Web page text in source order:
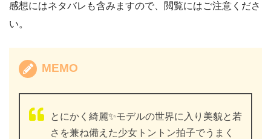
感想にはネタバレも含みますので、閲覧にはご注意くださ
い。
MEMO
とにかく綺麗✨モデルの世界に入り美貌と若
さを兼ね備えた少女トントン拍子でうまく